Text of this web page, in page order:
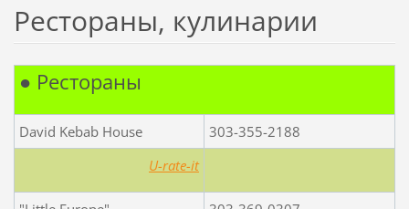
Рестораны, кулинарии
● Рестораны
David Kebab House
303-355-2188
U-rate-it